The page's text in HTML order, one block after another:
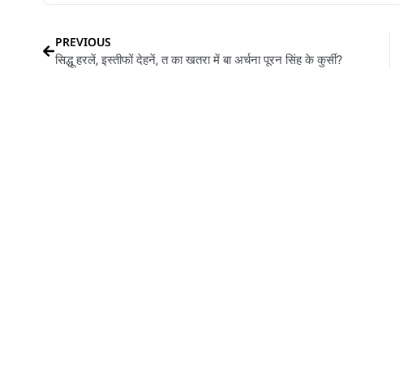
PREVIOUS
सिद्धू हरलें, इस्तीफों देहनें, त का खतरा में बा अर्चना पूरन सिंह के कुर्सी?